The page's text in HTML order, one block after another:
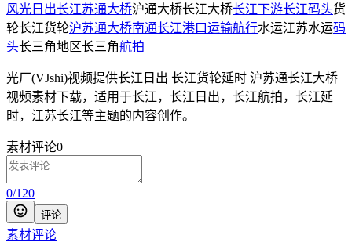
风光 日出长江苏通大桥沪通大桥长江大桥长江下游长江码头货
轮长江货轮沪苏通大桥南通长江港口运输航行水运江苏水运码
头长三角地区长三角航拍
光厂(VJshi)视频提供长江日出 长江货轮延时 沪苏通长江大桥
视频素材下载，适用于长江，长江日出，长江航拍，长江延
时，江苏长江等主题的内容创作。
素材评论0
0/120
评论
素材评论